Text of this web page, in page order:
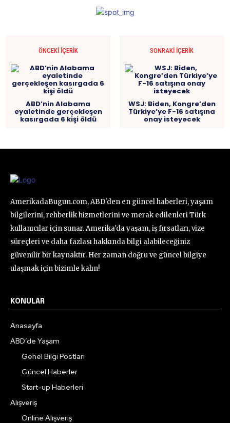
ÖNCEKI İÇERIK
ABD’nin Alabama
eyaletinde gerçekleşen
kasırgada 6 kişi öldü
SONRAKI İÇERIK
WSJ: Biden, Kongre’den
Türkiye’ye F-16 satışına
onay isteyecek
AmerikadaBugun.com, ABD'den en güncel haberleri, yaşam
bilgilerini, rehberlik hizmetlerini ve merak edilenleri Türk
kullanıcılar için sunar. Amerika'da yaşam, iş fırsatları, vize
süreçleri ve daha fazlası hakkında bilgi alabileceğiniz
güvenilir bir kaynaktır. Her zaman doğru ve güncel bilgiye
ulaşmak için bizimle kalın!
KONULAR
Anasayfa
ABD’de Yaşam
Genel Bilgi Postları
Güncel Haberler
Start-up Haberleri
Alışveriş
Online Alışveriş